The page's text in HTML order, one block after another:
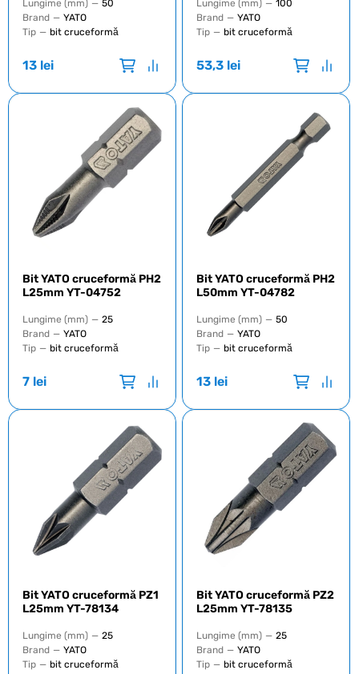
Lungime (mm) — 50
Brand — YATO
Tip — bit cruceformă
13 lei
Lungime (mm) — 100
Brand — YATO
Tip — bit cruceformă
53,3 lei
Bit YATO cruceformă PH2
L25mm YT-04752
Lungime (mm) — 25
Brand — YATO
Tip — bit cruceformă
7 lei
Bit YATO cruceformă PH2
L50mm YT-04782
Lungime (mm) — 50
Brand — YATO
Tip — bit cruceformă
13 lei
Bit YATO cruceformă PZ1
L25mm YT-78134
Lungime (mm) — 25
Brand — YATO
Tip — bit cruceformă
Bit YATO cruceformă PZ2
L25mm YT-78135
Lungime (mm) — 25
Brand — YATO
Tip — bit cruceformă